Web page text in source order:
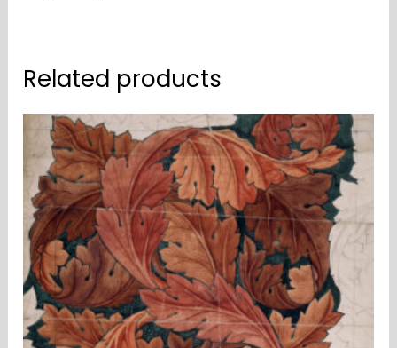
Related products